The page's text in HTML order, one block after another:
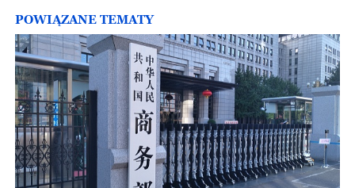
POWIĄZANE TEMATY